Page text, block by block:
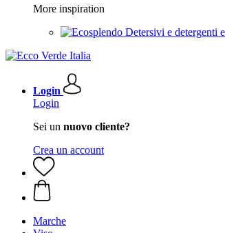
More inspiration
Detersivi e detergenti
Login
Login
Sei un nuovo cliente?
Crea un account
Marche